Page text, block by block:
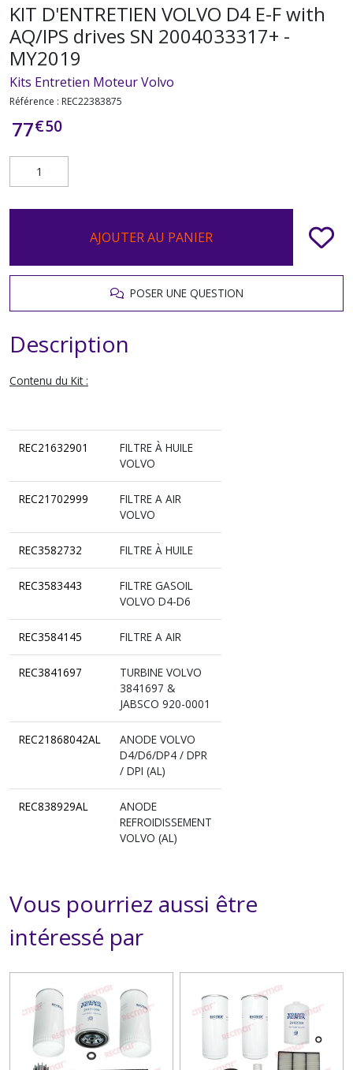
KIT D'ENTRETIEN VOLVO D4 E-F with
AQ/IPS drives SN 2004033317+ -
MY2019
Kits Entretien Moteur Volvo
Référence : REC22383875
77€50
AJOUTER AU PANIER
POSER UNE QUESTION
Description
Contenu du Kit :
REC21632901
FILTRE À HUILE
VOLVO
REC21702999
FILTRE A AIR
VOLVO
REC3582732 FILTRE À HUILE
REC3583443
FILTRE GASOIL
VOLVO D4-D6
REC3584145 FILTRE A AIR
REC3841697
TURBINE VOLVO
3841697 &
JABSCO 920-0001
REC21868042AL
ANODE VOLVO
D4/D6/DP4 / DPR
/ DPI (AL)
REC838929AL
ANODE
REFROIDISSEMENT
VOLVO (AL)
Vous pourriez aussi être
intéressé par